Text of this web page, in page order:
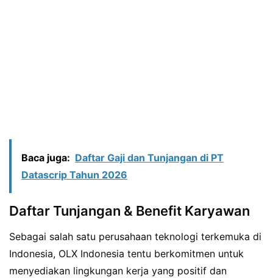
Baca juga: Daftar Gaji dan Tunjangan di PT
Datascrip Tahun 2026
Daftar Tunjangan & Benefit Karyawan
Sebagai salah satu perusahaan teknologi terkemuka di
Indonesia, OLX Indonesia tentu berkomitmen untuk
menyediakan lingkungan kerja yang positif dan